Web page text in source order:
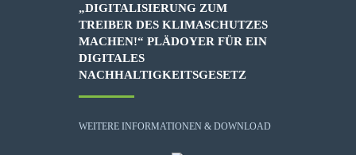
„DIGITALISIERUNG ZUM
TREIBER DES KLIMASCHUTZES
MACHEN!“ PLÄDOYER FÜR EIN
DIGITALES
NACHHALTIGKEITSGESETZ
WEITERE INFORMATIONEN & DOWNLOAD